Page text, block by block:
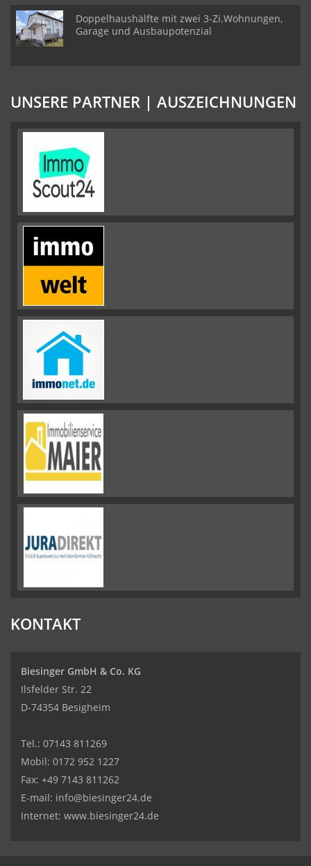
Doppelhaushälfte mit zwei 3-Zi.Wohnungen,
Garage und Ausbaupotenzial
UNSERE PARTNER | AUSZEICHNUNGEN
KONTAKT
Biesinger GmbH & Co. KG
Ilsfelder Str. 22
D-74354 Besigheim
Tel.: 07143 811269
Mobil: 0172 952 1227
Fax: +49 7143 811262
E-mail: info@biesinger24.de
Internet: www.biesinger24.de